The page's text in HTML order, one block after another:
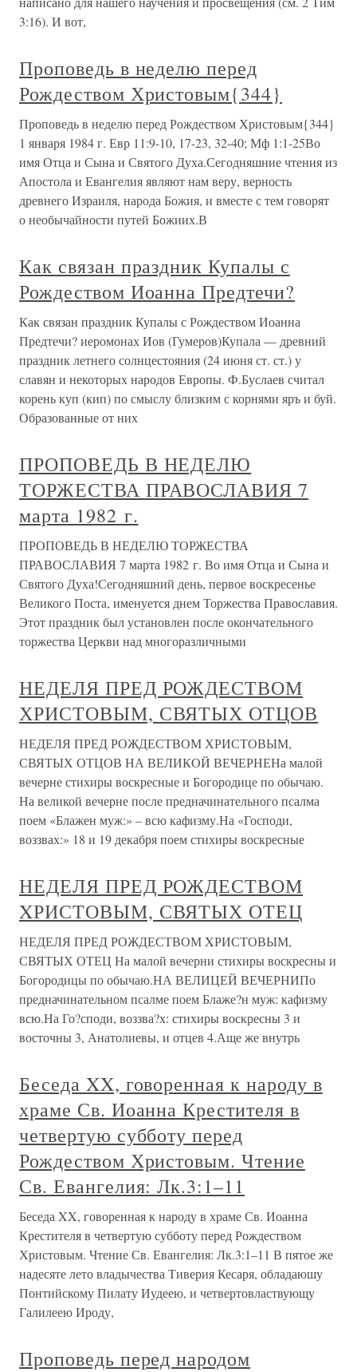
3:16). И вот,
Проповедь в неделю перед
Рождеством Христовым{344}
Проповедь в неделю перед Рождеством Христовым{344}
1 января 1984 г. Евр 11:9-10, 17-23, 32-40; Мф 1:1-25Во
имя Отца и Сына и Святого Духа.Сегодняшние чтения из
Апостола и Евангелия являют нам веру, верность
древнего Израиля, народа Божия, и вместе с тем говорят
о необычайности путей Божиих.В
Как связан праздник Купалы с
Рождеством Иоанна Предтечи?
Как связан праздник Купалы с Рождеством Иоанна
Предтечи? иеромонах Иов (Гумеров)Купала — древний
праздник летнего солнцестояния (24 июня ст. ст.) у
славян и некоторых народов Европы. Ф.Буслаев считал
корень куп (кип) по смыслу близким с корнями яръ и буй.
Образованные от них
ПРОПОВЕДЬ В НЕДЕЛЮ
ТОРЖЕСТВА ПРАВОСЛАВИЯ 7
марта 1982 г.
ПРОПОВЕДЬ В НЕДЕЛЮ ТОРЖЕСТВА
ПРАВОСЛАВИЯ 7 марта 1982 г. Во имя Отца и Сына и
Святого Духа!Сегодняшний день, первое воскресенье
Великого Поста, именуется днем Торжества Православия.
Этот праздник был установлен после окончательного
торжества Церкви над многоразличными
НЕДЕЛЯ ПРЕД РОЖДЕСТВОМ
ХРИСТОВЫМ, СВЯТЫХ ОТЦОВ
НЕДЕЛЯ ПРЕД РОЖДЕСТВОМ ХРИСТОВЫМ,
СВЯТЫХ ОТЦОВ НА ВЕЛИКОЙ ВЕЧЕРНЕНа малой
вечерне стихиры воскресные и Богородице по обычаю.
На великой вечерне после предначинательного псалма
поем «Блажен муж:» – всю кафизму.На «Господи,
воззвах:» 18 и 19 декабря поем стихиры воскресные
НЕДЕЛЯ ПРЕД РОЖДЕСТВОМ
XРИСТОВЫМ, СВЯТЫХ ОТЕЦ
НЕДЕЛЯ ПРЕД РОЖДЕСТВОМ XРИСТОВЫМ,
СВЯТЫХ ОТЕЦ На малой вечерни стихиры воскресны и
Богородицы по обычаю.НА ВЕЛИЦЕЙ ВЕЧЕРНИПо
предначинательном псалме поем Блаже?н муж: кафизму
всю.На Го?споди, воззва?х: стихиры воскресны 3 и
восточны 3, Анатолиевы, и отцев 4.Аще же внутрь
Беседа XX, говоренная к народу в
храме Св. Иоанна Крестителя в
четвертую субботу перед
Рождеством Христовым. Чтение
Св. Евангелия: Лк.3:1–11
Беседа XX, говоренная к народу в храме Св. Иоанна
Крестителя в четвертую субботу перед Рождеством
Христовым. Чтение Св. Евангелия: Лк.3:1–11 В пятое же
надесяте лето владычества Тиверия Кесаря, обладаюшу
Понтийскому Пилату Иудеею, и четвертовластвующу
Галилеею Ироду,
Проповедь перед народом